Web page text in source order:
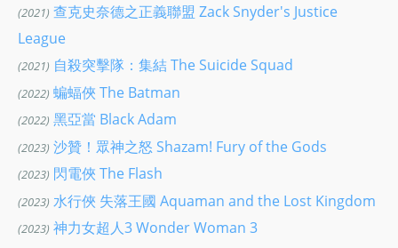
(2021) 查克史奈德之正義聯盟 Zack Snyder's Justice
League
(2021) 自殺突擊隊：集結 The Suicide Squad
(2022) 蝙蝠俠 The Batman
(2022) 黑亞當 Black Adam
(2023) 沙贊！眾神之怒 Shazam! Fury of the Gods
(2023) 閃電俠 The Flash
(2023) 水行俠 失落王國 Aquaman and the Lost Kingdom
(2023) 神力女超人3 Wonder Woman 3